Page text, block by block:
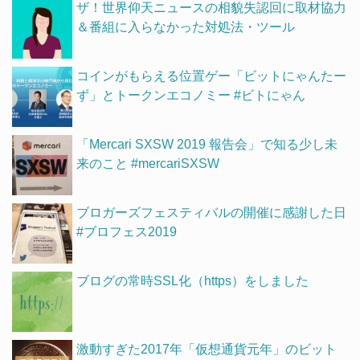
ザ！世界仰天ニュースの相貌失認回に取材協力
＆番組に入らなかった対処法・ツール
コインがもらえる位置ゲー「ビットにゃんたー
ず」とトークンエコノミー #ビトにゃん
「Mercari SXSW 2019 報告会」で知る少し未
来のこと #mercariSXSW
ブロガーズフェスティバルの開催に感謝した日
#ブロフェス2019
ブログの常時SSL化（https）をしました
激動すぎた2017年「仮想通貨元年」のビット